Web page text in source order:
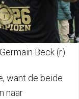
Beck (r)
want de beide
naar